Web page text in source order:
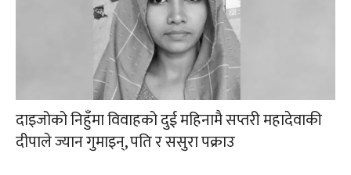
दाइजोको निहुँमा विवाहको दुई महिनामै सप्तरी महादेवाकी
दीपाले ज्यान गुमाइन्, पति र ससुरा पक्राउ